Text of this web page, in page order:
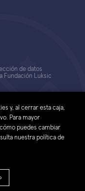
Derechos Reservados
de datos
Fundación Luksic
y, al cerrar esta caja,
Para mayor
puedes cambiar
nuestra política de